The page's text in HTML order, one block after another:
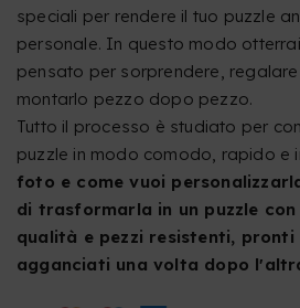
speciali per rendere il tuo puzzle
personale. In questo modo
pensato per sorprendere,
montarlo pezzo dopo pezzo.
Tutto il processo è studiato per
puzzle in modo comodo, rapido e
foto e come vuoi
di trasformarla in un puzzle
qualità e pezzi resistenti, pronti
agganciati una volta dopo